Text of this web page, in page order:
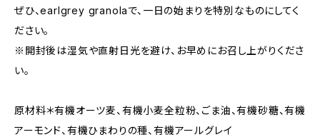
ぜひ、earlgrey granolaで、一日の始まりを特別なものにしてく
ださい。
※開封後は湿気や直射日光を避け、お早めにお召し上がりくださ
い。
原材料＊有機オーツ麦、有機小麦全粒粉、ごま油、有機砂糖、有機
アーモンド、有機ひまわりの種、有機アールグレイ